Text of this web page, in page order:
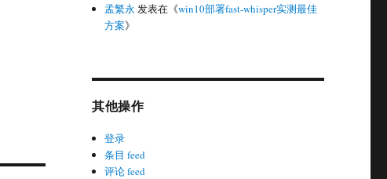
孟繁永 发表在《win10部署fast-whisper实测最佳
方案》
其他操作
登录
条目 feed
评论 feed